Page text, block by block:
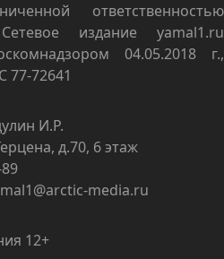
ответственностью
издание yamal1.ru
04.05.2018 г.,
77-72641
И.Р.
д.70, 6 этаж
media.ru
12+